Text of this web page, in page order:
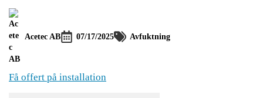
Acetec AB 07/17/2025 Avfuktning
Få offert på installation